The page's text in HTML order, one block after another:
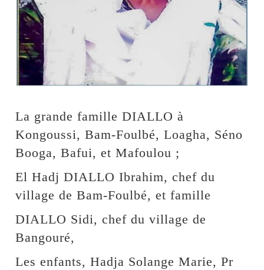
La grande famille DIALLO à
Kongoussi, Bam-Foulbé, Loagha, Séno
Booga, Bafui, et Mafoulou ;
El Hadj DIALLO Ibrahim, chef du
village de Bam-Foulbé, et famille
DIALLO Sidi, chef du village de
Bangouré,
Les enfants, Hadja Solange Marie, Pr